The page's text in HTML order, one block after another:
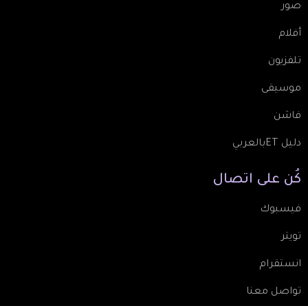
صور
أفلام
تلفزيون
موسيقى
فاشن
دليل ETبالعربي
كُن على اتصال
فيسبوك
تويتر
انستقرام
تواصل معنا